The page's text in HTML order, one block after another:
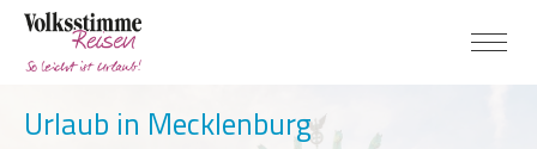
Urlaub in Mecklenburg